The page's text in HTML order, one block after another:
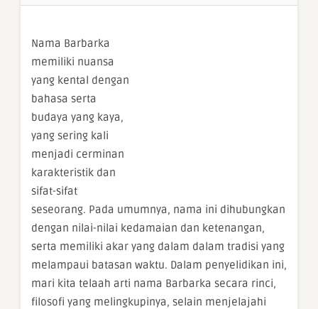
Nama Barbarka
memiliki nuansa
yang kental dengan
bahasa serta
budaya yang kaya,
yang sering kali
menjadi cerminan
karakteristik dan
sifat-sifat
seseorang. Pada umumnya, nama ini dihubungkan
dengan nilai-nilai kedamaian dan ketenangan,
serta memiliki akar yang dalam dalam tradisi yang
melampaui batasan waktu. Dalam penyelidikan ini,
mari kita telaah arti nama Barbarka secara rinci,
filosofi yang melingkupinya, selain menjelajahi